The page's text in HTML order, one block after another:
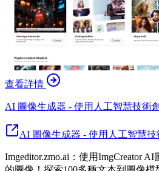
查看詳情
AI 圖像生成器 - 使用人工智慧技術
AI 圖像生成器 - 使用人工智慧技
Imgeditor.zmo.ai：使用ImgCreator